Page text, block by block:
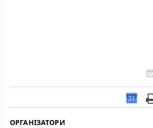
ОРГАНІЗАТОРИ